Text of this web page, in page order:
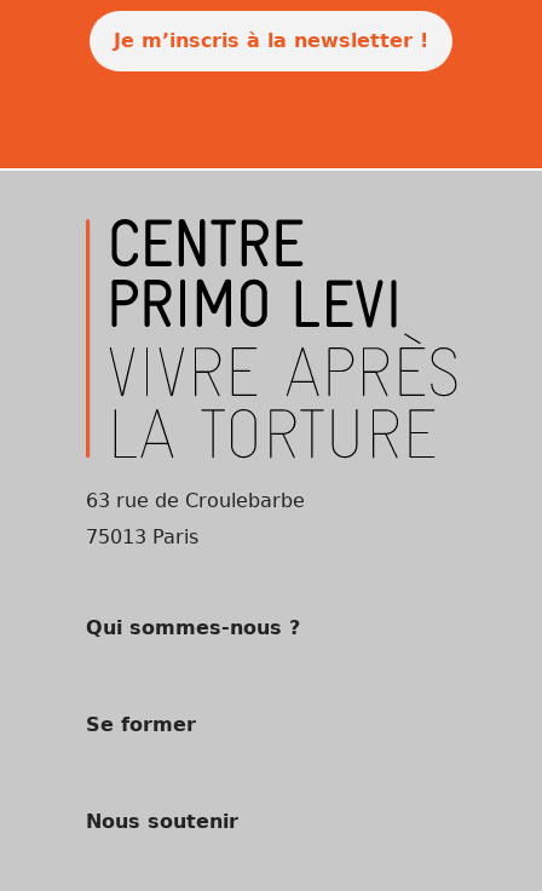
Je m’inscris à la newsletter !
63 rue de Croulebarbe
75013 Paris
Qui sommes-nous ?
Se former
Nous soutenir